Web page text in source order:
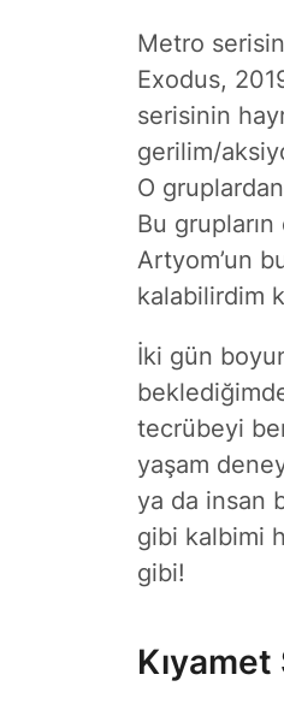
Metro
Exodus,
serisinin
gerilim/
O
Bu
Artyom’un
kalabilirdim
İki gün
tecrübeyi
yaşam
ya da insan
gibi kalbimi
gibi!